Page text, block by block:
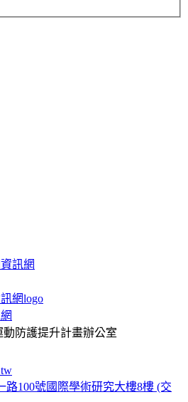
訊網
動防護提升計畫辦公室
路100號國際學術研究大樓8樓 (交